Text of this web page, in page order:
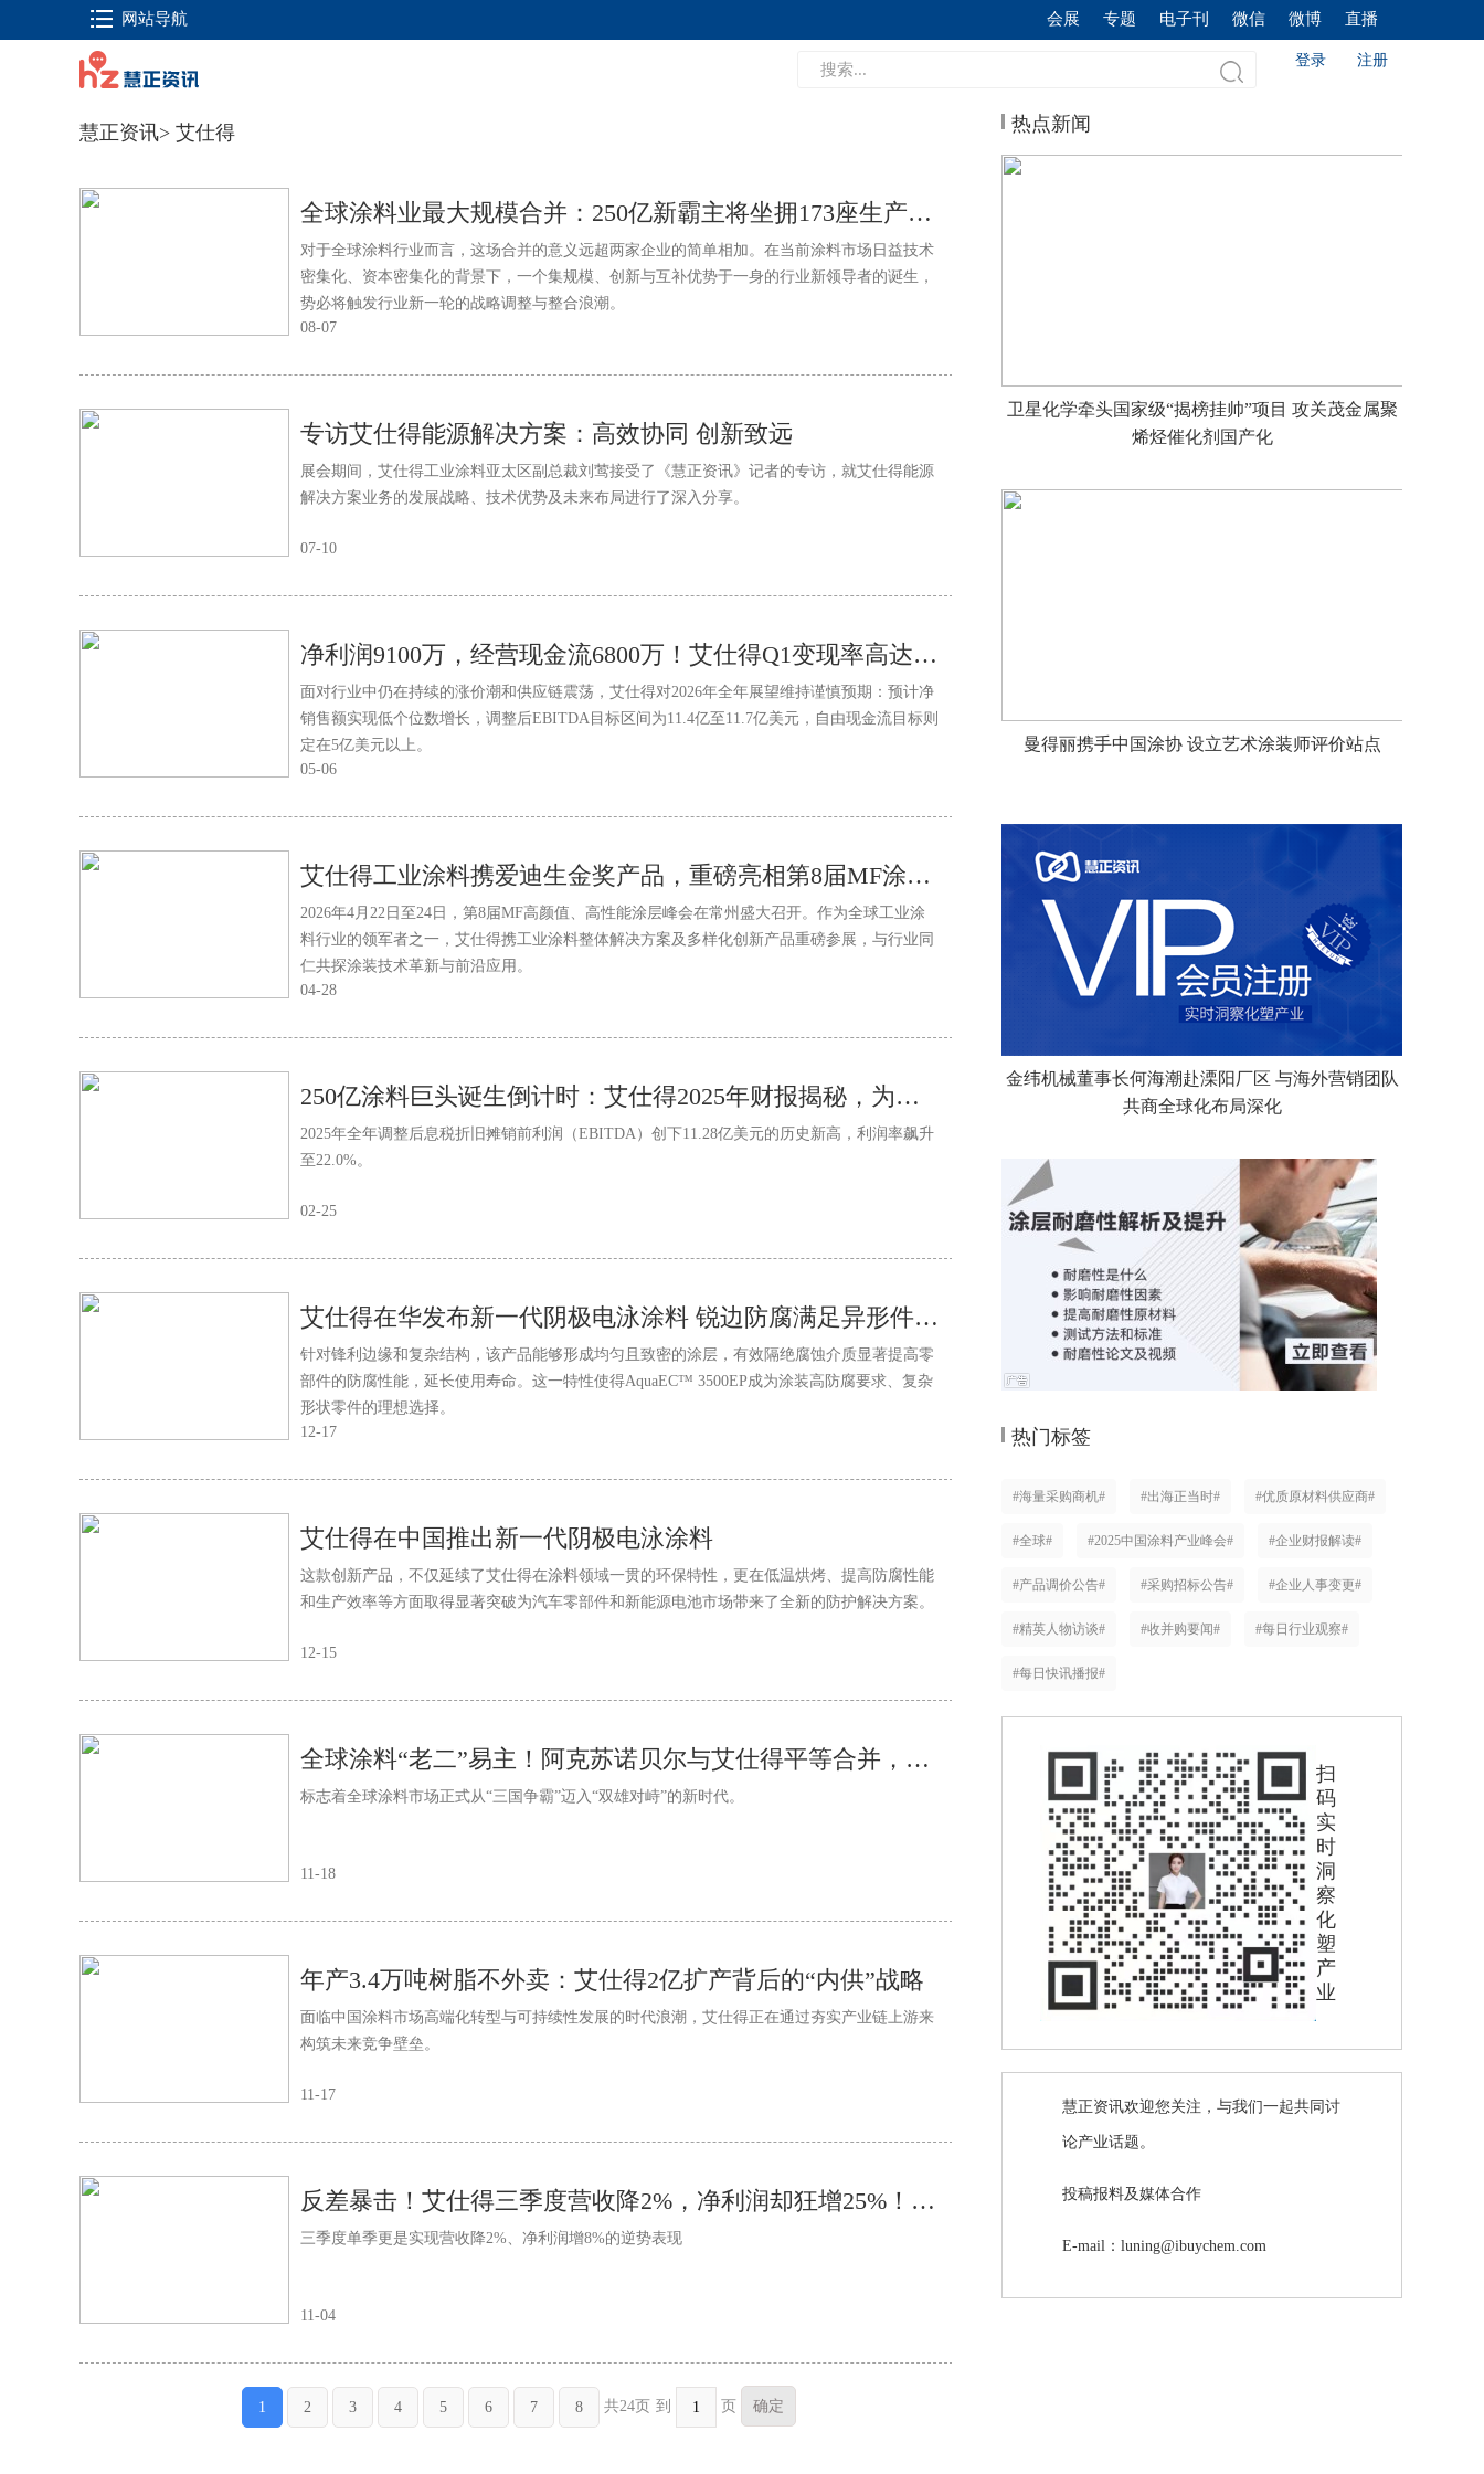
网站导航 会展 专题 电子刊 微信 微博 直播
登录 注册
慧正资讯> 艾仕得
全球涂料业最大规模合并：250亿新霸主将坐拥173座生产基地、近百处全球研发中心
对于全球涂料行业而言，这场合并的意义远超两家企业的简单相加。在当前涂料市场日益技术
密集化、资本密集化的背景下，一个集规模、创新与互补优势于一身的行业新领导者的诞生，
势必将触发行业新一轮的战略调整与整合浪潮。
08-07
专访艾仕得能源解决方案：高效协同 创新致远
展会期间，艾仕得工业涂料亚太区副总裁刘莺接受了《慧正资讯》记者的专访，就艾仕得能源
解决方案业务的发展战略、技术优势及未来布局进行了深入分享。
07-10
净利润9100万，经营现金流6800万！艾仕得Q1变现率高达75%，合并前“造血能力”惊艳
面对行业中仍在持续的涨价潮和供应链震荡，艾仕得对2026年全年展望维持谨慎预期：预计净
销售额实现低个位数增长，调整后EBITDA目标区间为11.4亿至11.7亿美元，自由现金流目标则
定在5亿美元以上。
05-06
艾仕得工业涂料携爱迪生金奖产品，重磅亮相第8届MF涂层峰会
2026年4月22日至24日，第8届MF高颜值、高性能涂层峰会在常州盛大召开。作为全球工业涂
料行业的领军者之一，艾仕得携工业涂料整体解决方案及多样化创新产品重磅参展，与行业同
仁共探涂装技术革新与前沿应用。
04-28
250亿涂料巨头诞生倒计时：艾仕得2025年财报揭秘，为何它才是新集团的“利润压舱石”？
2025年全年调整后息税折旧摊销前利润（EBITDA）创下11.28亿美元的历史新高，利润率飙升
至22.0%。
02-25
艾仕得在华发布新一代阴极电泳涂料 锐边防腐满足异形件要求
针对锋利边缘和复杂结构，该产品能够形成均匀且致密的涂层，有效隔绝腐蚀介质显著提高零
部件的防腐性能，延长使用寿命。这一特性使得AquaEC™ 3500EP成为涂装高防腐要求、复杂
形状零件的理想选择。
12-17
艾仕得在中国推出新一代阴极电泳涂料
这款创新产品，不仅延续了艾仕得在涂料领域一贯的环保特性，更在低温烘烤、提高防腐性能
和生产效率等方面取得显著突破为汽车零部件和新能源电池市场带来了全新的防护解决方案。
12-15
全球涂料“老二”易主！阿克苏诺贝尔与艾仕得平等合并，170亿美元直追宣伟！
标志着全球涂料市场正式从“三国争霸”迈入“双雄对峙”的新时代。
11-18
年产3.4万吨树脂不外卖：艾仕得2亿扩产背后的“内供”战略
面临中国涂料市场高端化转型与可持续性发展的时代浪潮，艾仕得正在通过夯实产业链上游来
构筑未来竞争壁垒。
11-17
反差暴击！艾仕得三季度营收降2%，净利润却狂增25%！涂料巨头的“赚钱魔法”藏不住了
三季度单季更是实现营收降2%、净利润增8%的逆势表现
11-04
1 2 3 4 5 6 7 8 共24页 到 页
热点新闻
卫星化学牵头国家级“揭榜挂帅”项目 攻关茂金属聚
烯烃催化剂国产化
曼得丽携手中国涂协 设立艺术涂装师评价站点
金纬机械董事长何海潮赴溧阳厂区 与海外营销团队
共商全球化布局深化
热门标签
#海量采购商机# #出海正当时# #优质原材料供应商#
#全球# #2025中国涂料产业峰会# #企业财报解读#
#产品调价公告# #采购招标公告# #企业人事变更#
#精英人物访谈# #收并购要闻# #每日行业观察#
#每日快讯播报#
扫
码
实
时
洞
察
化
塑
产
业
慧正资讯欢迎您关注，与我们一起共同讨
论产业话题。
投稿报料及媒体合作
E-mail：luning@ibuychem.com